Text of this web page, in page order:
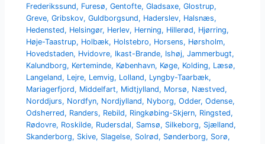
Frederikssund, Furesø,Gentofte,Gladsaxe,Glostrup,
Greve,Gribskov,Guldborgsund, Haderslev, Halsnæs,
Hedensted, Helsingør, Herlev, Herning, Hillerød, Hjørring,
Høje-Taastrup, Holbæk, Holstebro, Horsens, Hørsholm,
Hovedstaden, Hvidovre, Ikast-Brande, Ishøj,Jammerbugt,
Kalundborg, Kerteminde, København, Køge, Kolding, Læsø,
Langeland, Lejre, Lemvig, Lolland, Lyngby-Taarbæk,
Mariagerfjord, Middelfart, Midtjylland, Morsø, Næstved,
Norddjurs, Nordfyn, Nordjylland, Nyborg,Odder,Odense,
Odsherred, Randers, Rebild, Ringkøbing-Skjern, Ringsted,
Rødovre, Roskilde, Rudersdal, Samsø, Silkeborg, Sjælland,
Skanderborg, Skive, Slagelse, Solrød, Sønderborg, Sorø,